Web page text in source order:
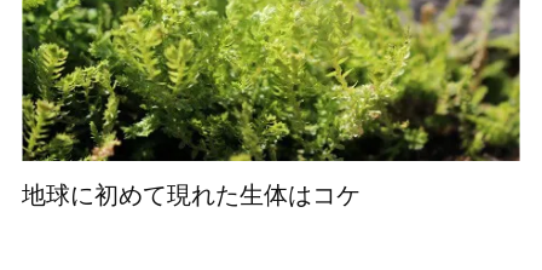
地球に初めて現れた生体はコケ